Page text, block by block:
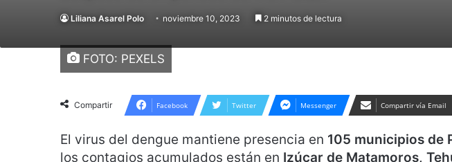
Liliana Asarel Polo noviembre 10, 2023 2 minutos de lectura
FOTO: PEXELS
Compartir Facebook Twitter Messenger Compartir vía Email
El virus del dengue mantiene presencia en 105 municipios de
los contagios acumulados están en Izúcar de Matamoros,